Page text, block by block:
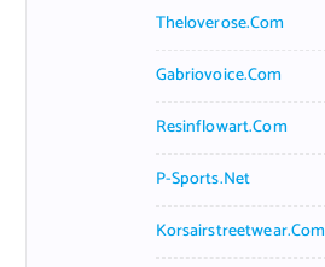
Theloverose.com
Gabriovoice.com
Resinflowart.com
P-Sports.net
Korsairstreetwear.com